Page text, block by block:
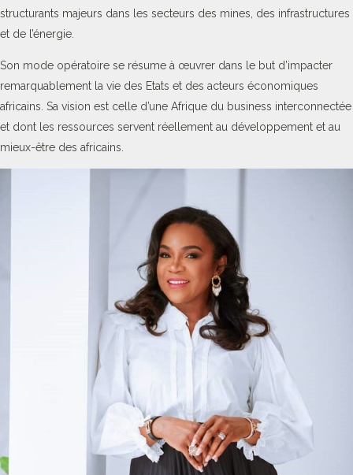
structurants majeurs dans les secteurs des mines, des infrastructures
et de l’énergie.
Son mode opératoire se résume à œuvrer dans le but d’impacter
remarquablement la vie des Etats et des acteurs économiques
africains. Sa vision est celle d’une Afrique du business interconnectée
et dont les ressources servent réellement au développement et au
mieux-être des africains.